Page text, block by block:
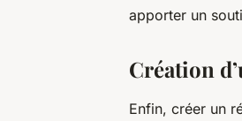
apporter un
Création
Enfin, créer un